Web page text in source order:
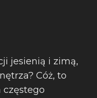
jesienią i zimą,
Cóż, to
częstego